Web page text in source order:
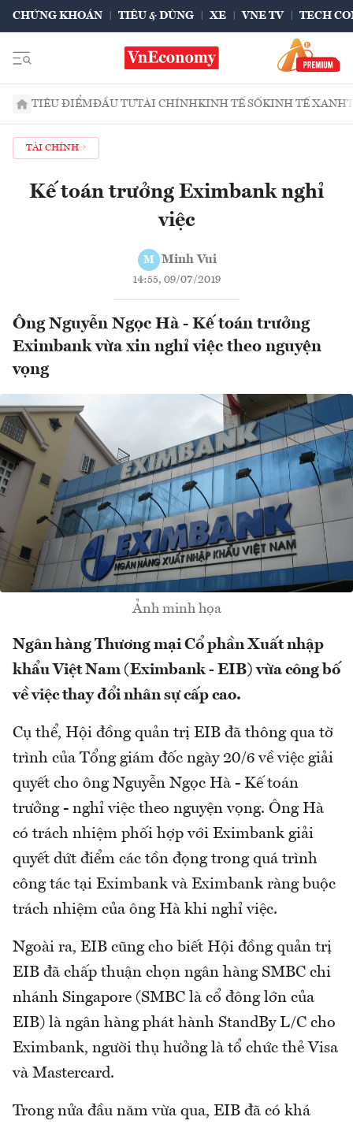
CHỨNG KHOÁN TIÊU & DÙNG XE VNE TV TECH
TIÊU ĐIỂMĐẦU TƯTÀI CHÍNHKINH TẾ SỐKINH TẾ XANH
TÀI CHÍNH
Kế toán trưởng Eximbank nghỉ
việc
M Minh Vui
14:55, 09/07/2019
Ông Nguyễn Ngọc Hà - Kế toán trưởng
Eximbank vừa xin nghỉ việc theo nguyện
vọng
Ảnh minh họa
Ngân hàng Thương mại Cổ phần Xuất nhập
khẩu Việt Nam (Eximbank - EIB) vừa công bố
về việc thay đổi nhân sự cấp cao.
Cụ thể, Hội đồng quản trị EIB đã thông qua tờ
trình của Tổng giám đốc ngày 20/6 về việc giải
quyết cho ông Nguyễn Ngọc Hà - Kế toán
trưởng - nghỉ việc theo nguyện vọng. Ông Hà
có trách nhiệm phối hợp với Eximbank giải
quyết dứt điểm các tồn đọng trong quá trình
công tác tại Eximbank và Eximbank ràng buộc
trách nhiệm của ông Hà khi nghỉ việc.
Ngoài ra, EIB cũng cho biết Hội đồng quản trị
EIB đã chấp thuận chọn ngân hàng SMBC chi
nhánh Singapore (SMBC là cổ đông lớn của
EIB) là ngân hàng phát hành StandBy L/C cho
Eximbank, người thụ hưởng là tổ chức thẻ Visa
và Mastercard.
Trong nửa đầu năm vừa qua, EIB đã có khá